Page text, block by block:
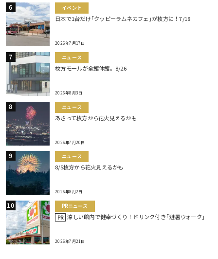
イベント
日本で1台だけ｢クッピーラムネカフェ｣が枚方に！7/18
2026年7月17日
ニュース
枚方モールが全館休館。8/26
2026年8月3日
ニュース
あさって枚方から花火見えるかも
2026年7月20日
ニュース
8/5枚方から花火見えるかも
2026年8月2日
PRニュース
PR 涼しい館内で健幸づくり！ドリンク付き｢避暑ウォーク｣
2026年7月21日